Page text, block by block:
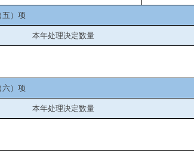
五）项
本年处理决定数量
六）项
本年处理决定数量